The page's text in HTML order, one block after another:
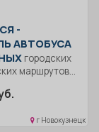
-
АВТОБУСА
городских
маршрутов
Среднее
Соблюдать...
г Новокузнецк